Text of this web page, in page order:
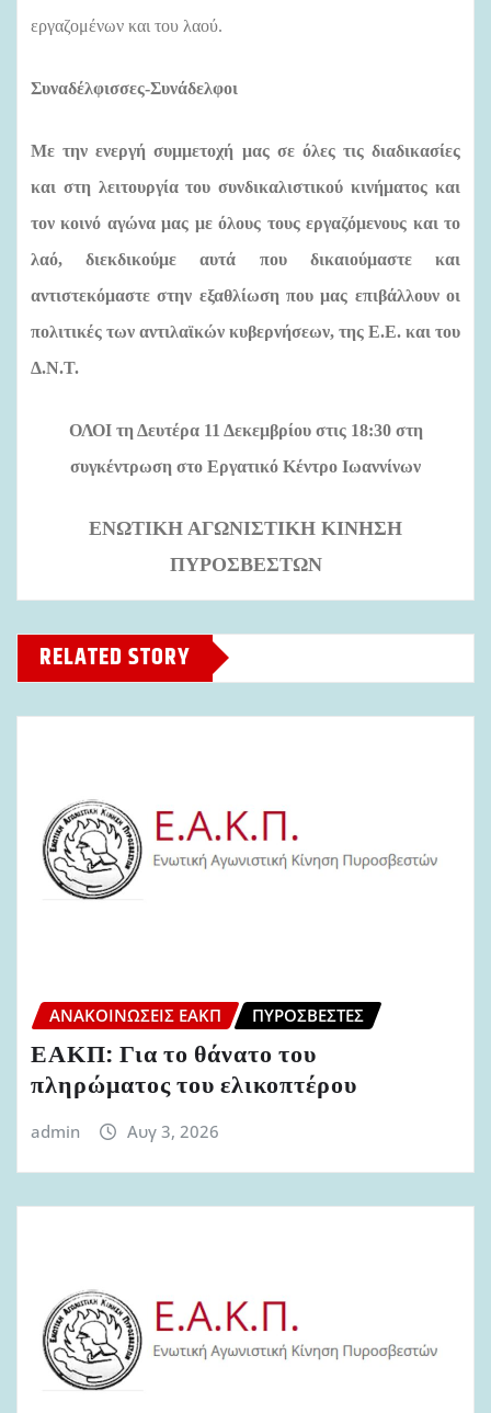
εργαζομένων και του λαού.
Συναδέλφισσες-Συνάδελφοι
Με την ενεργή συμμετοχή μας σε όλες τις διαδικασίες
και στη λειτουργία του συνδικαλιστικού κινήματος και
τον κοινό αγώνα μας με όλους τους εργαζόμενους και το
λαό, διεκδικούμε αυτά που δικαιούμαστε και
αντιστεκόμαστε στην εξαθλίωση που μας επιβάλλουν οι
πολιτικές των αντιλαϊκών κυβερνήσεων, της Ε.Ε. και του
Δ.Ν.Τ.
ΟΛΟΙ τη Δευτέρα 11 Δεκεμβρίου στις 18:30 στη
συγκέντρωση στο Εργατικό Κέντρο Ιωαννίνων
ΕΝΩΤΙΚΗ ΑΓΩΝΙΣΤΙΚΗ ΚΙΝΗΣΗ
ΠΥΡΟΣΒΕΣΤΩΝ
RELATED STORY
ΑΝΑΚΟΙΝΏΣΕΙΣ ΕΑΚΠ ΠΥΡΟΣΒΈΣΤΕΣ
ΕΑΚΠ: Για το θάνατο του
πληρώματος του ελικοπτέρου
admin Αυγ 3, 2026